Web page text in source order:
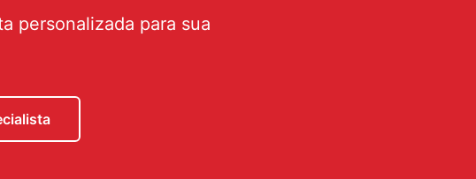
personalizada para sua